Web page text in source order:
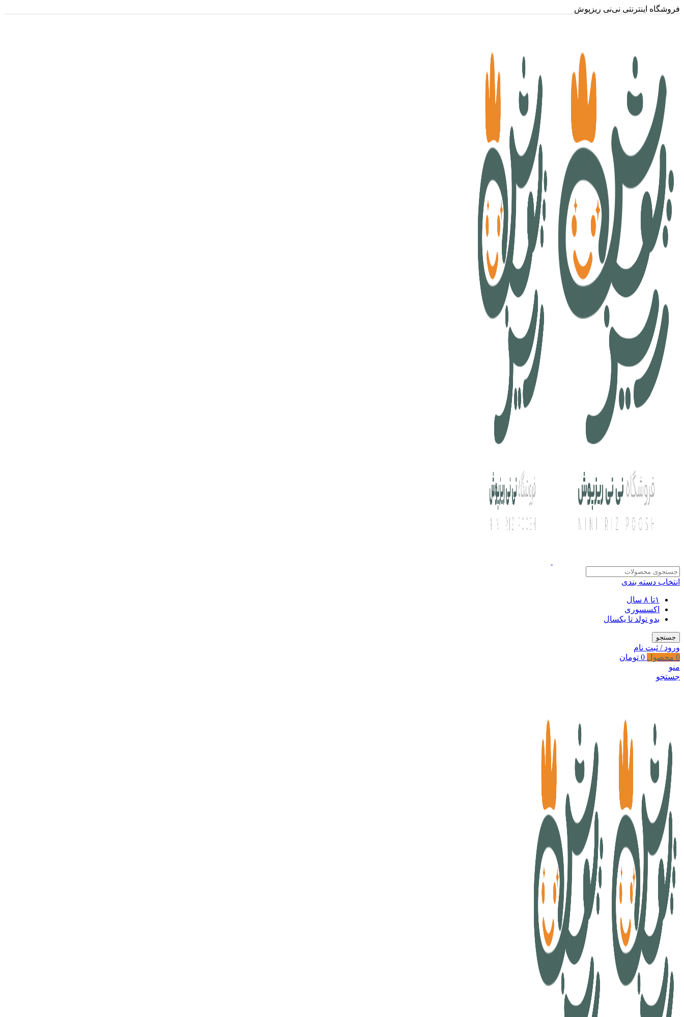
فروشگاه اینترنتی نی‌نی ریزپوش
انتخاب دسته بندی
۱تا ۸ سال
اکسسوری
بدو تولد تا یکسال
جستجو
ورود / ثبت نام
0 محصول 0 تومان
منو
جستجو